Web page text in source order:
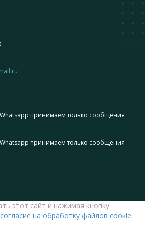
Whatsapp принимаем только сообщения
Whatsapp принимаем только сообщения
этот сайт и нажимая кнопку
согласие на обработку файлов cookie.